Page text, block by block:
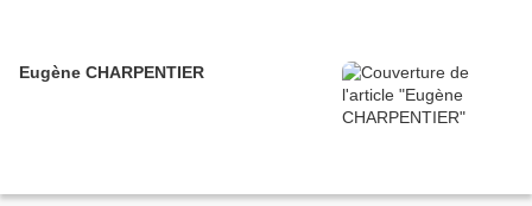
Eugène CHARPENTIER